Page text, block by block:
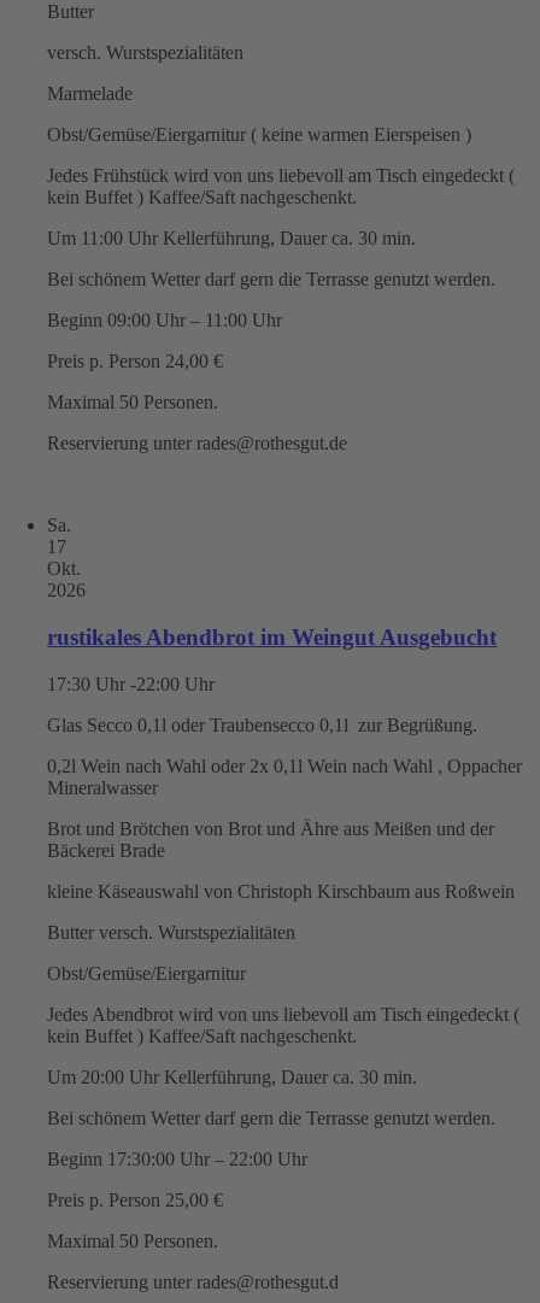
Butter
versch. Wurstspezialitäten
Marmelade
Obst/Gemüse/Eiergarnitur ( keine warmen Eierspeisen )
Jedes Frühstück wird von uns liebevoll am Tisch eingedeckt (
kein Buffet ) Kaffee/Saft nachgeschenkt.
Um 11:00 Uhr Kellerführung, Dauer ca. 30 min.
Bei schönem Wetter darf gern die Terrasse genutzt werden.
Beginn 09:00 Uhr – 11:00 Uhr
Preis p. Person 24,00 €
Maximal 50 Personen.
Reservierung unter rades@rothesgut.de
Sa.
17
Okt.
2026
rustikales Abendbrot im Weingut Ausgebucht
17:30 Uhr -22:00 Uhr
Glas Secco 0,1l oder Traubensecco 0,1l zur Begrüßung.
0,2l Wein nach Wahl oder 2x 0,1l Wein nach Wahl , Oppacher
Mineralwasser
Brot und Brötchen von Brot und Ähre aus Meißen und der
Bäckerei Brade
kleine Käseauswahl von Christoph Kirschbaum aus Roßwein
Butter versch. Wurstspezialitäten
Obst/Gemüse/Eiergarnitur
Jedes Abendbrot wird von uns liebevoll am Tisch eingedeckt (
kein Buffet ) Kaffee/Saft nachgeschenkt.
Um 20:00 Uhr Kellerführung, Dauer ca. 30 min.
Bei schönem Wetter darf gern die Terrasse genutzt werden.
Beginn 17:30:00 Uhr – 22:00 Uhr
Preis p. Person 25,00 €
Maximal 50 Personen.
Reservierung unter rades@rothesgut.d